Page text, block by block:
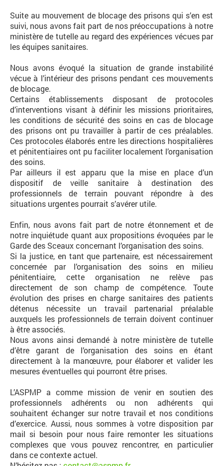
Suite au mouvement de blocage des prisons qui s’en est
suivi, nous avons fait part de nos préoccupations à notre
ministère de tutelle au regard des expériences vécues par
les équipes sanitaires.
Nous avons évoqué la situation de grande instabilité
vécue à l’intérieur des prisons pendant ces mouvements
de blocage.
Certains établissements disposant de protocoles
d’interventions visant à définir les missions prioritaires,
les conditions de sécurité des soins en cas de blocage
des prisons ont pu travailler à partir de ces préalables.
Ces protocoles élaborés entre les directions hospitalières
et pénitentiaires ont pu faciliter localement l’organisation
des soins.
Par ailleurs il est apparu que la mise en place d’un
dispositif de veille sanitaire à destination des
professionnels de terrain pouvant répondre à des
situations urgentes pourrait s’avérer utile.
Enfin, nous avons fait part de notre étonnement et de
notre inquiétude quant aux propositions évoquées par le
Garde des Sceaux concernant l’organisation des soins.
Si la justice, en tant que partenaire, est nécessairement
concernée par l’organisation des soins en milieu
pénitentiaire, cette organisation ne relève pas
directement de son champ de compétence. Toute
évolution des prises en charge sanitaires des patients
détenus nécessite un travail partenarial préalable
auxquels les professionnels de terrain doivent continuer
à être associés.
Nous avons ainsi demandé à notre ministère de tutelle
d’être garant de l’organisation des soins en étant
directement à la manœuvre, pour élaborer et valider les
mesures éventuelles qui pourront être prises.
L’ASPMP a comme mission de venir en soutien des
professionnels adhérents ou non adhérents qui
souhaitent échanger sur notre travail et nos conditions
d’exercice. Aussi, nous sommes à votre disposition par
mail si besoin pour nous faire remonter les situations
complexes que vous pouvez rencontrer, en particulier
dans ce contexte actuel.